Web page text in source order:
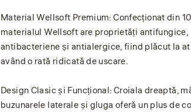
Material Wellsoft Premium: Confecționat din
materialul Wellsoft are proprietăți antifungice,
antibacteriene și antialergice, fiind plăcut la
având o rată ridicată de uscare.
Design Clasic și Funcțional: Croiala dreaptă,
buzunarele laterale și gluga oferă un plus de